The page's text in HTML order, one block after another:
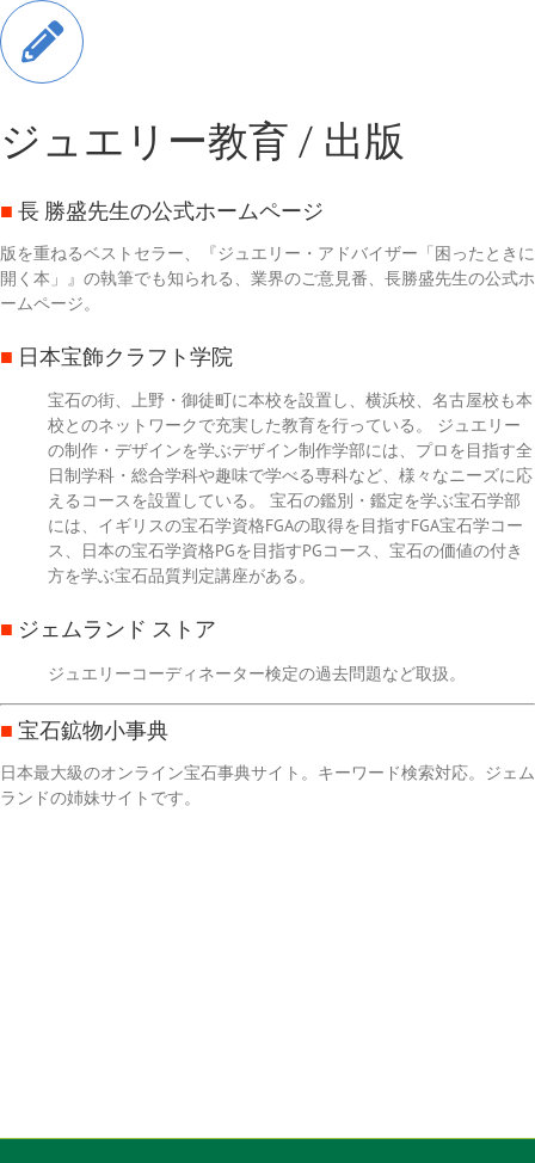
ジュエリー教育 / 出版
■ 長 勝盛先生の公式ホームページ
版を重ねるベストセラー、『ジュエリー・アドバイザー「困ったときに
開く本」』の執筆でも知られる、業界のご意見番、長勝盛先生の公式ホ
ームページ。
■ 日本宝飾クラフト学院
宝石の街、上野・御徒町に本校を設置し、横浜校、名古屋校も本
校とのネットワークで充実した教育を行っている。 ジュエリー
の制作・デザインを学ぶデザイン制作学部には、プロを目指す全
日制学科・総合学科や趣味で学べる専科など、様々なニーズに応
えるコースを設置している。 宝石の鑑別・鑑定を学ぶ宝石学部
には、イギリスの宝石学資格FGAの取得を目指すFGA宝石学コー
ス、日本の宝石学資格PGを目指すPGコース、宝石の価値の付き
方を学ぶ宝石品質判定講座がある。
■ ジェムランド ストア
ジュエリーコーディネーター検定の過去問題など取扱。
■ 宝石鉱物小事典
日本最大級のオンライン宝石事典サイト。キーワード検索対応。ジェム
ランドの姉妹サイトです。